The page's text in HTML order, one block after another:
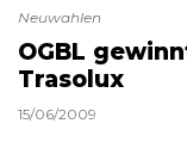
Neuwahlen
OGBL
Trasolux
15/06/2009